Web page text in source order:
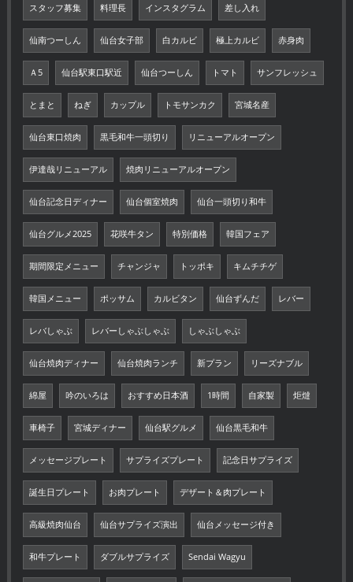
スタッフ募集 料理長 インスタグラム 差し入れ
仙南つーしん 仙台女子部 白カルビ 極上カルビ 赤身肉
Ａ5 仙台駅東口駅近 仙台つーしん トマト サンフレッシュ
とまと ねぎ カップル トモサンカク 宮城名産
仙台東口焼肉 黒毛和牛一頭切り リニューアルオープン
伊達哉リニューアル 焼肉リニューアルオープン
仙台記念日ディナー 仙台個室焼肉 仙台一頭切り和牛
仙台グルメ2025 花咲牛タン 特別価格 韓国フェア
期間限定メニュー チャンジャ トッポキ キムチチゲ
韓国メニュー ポッサム カルビタン 仙台ずんだ レバー
レバしゃぶ レバーしゃぶしゃぶ しゃぶしゃぶ
仙台焼肉ディナー 仙台焼肉ランチ 新プラン リーズナブル
綿屋 吟のいろは おすすめ日本酒 1時間 自家製 炬燵
車椅子 宮城ディナー 仙台駅グルメ 仙台黒毛和牛
メッセージプレート サプライズプレート 記念日サプライズ
誕生日プレート お肉プレート デザート＆肉プレート
高級焼肉仙台 仙台サプライズ演出 仙台メッセージ付き
和牛プレート ダブルサプライズ Sendai Wagyu